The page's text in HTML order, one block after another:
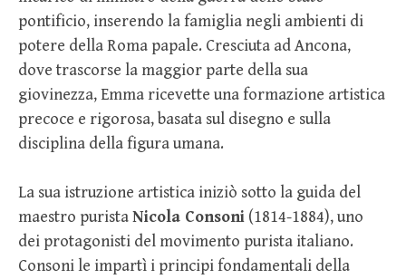
pontificio, inserendo la famiglia negli ambienti di
potere della Roma papale. Cresciuta ad Ancona,
dove trascorse la maggior parte della sua
giovinezza, Emma ricevette una formazione artistica
precoce e rigorosa, basata sul disegno e sulla
disciplina della figura umana.
La sua istruzione artistica iniziò sotto la guida del
maestro puristaNicola Consoni (1814-1884), uno
dei protagonisti del movimento purista italiano.
Consoni le impartì i principi fondamentali della